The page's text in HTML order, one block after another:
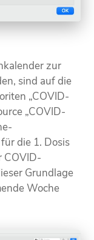
zur
sind auf die
„COVID-
„COVID-
die 1. Dosis
COVID-
Grundlage
Woche